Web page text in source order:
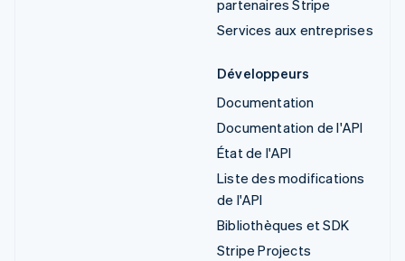
partenaires Stripe
Services aux entreprises
Développeurs
Documentation
Documentation de l'API
État de l'API
Liste des modifications
de l'API
Bibliothèques et SDK
Stripe Projects